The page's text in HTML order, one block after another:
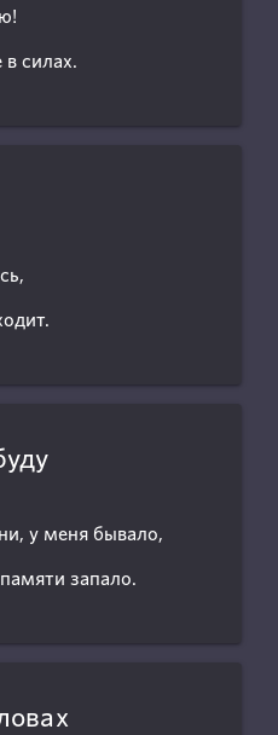
в силах.
у меня бывало,
запало.